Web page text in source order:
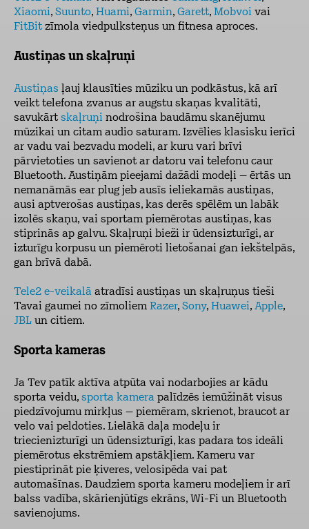
Xiaomi, Suunto, Huami, Garmin, Garett, Mobvoi vai
FitBit zīmola viedpulksteņus un fitnesa aproces.
Austiņas un skaļruņi
Austiņas ļauj klausīties mūziku un podkāstus, kā arī
veikt telefona zvanus ar augstu skaņas kvalitāti,
savukārt skaļruņi nodrošina baudāmu skanējumu
mūzikai un citam audio saturam. Izvēlies klasisku ierīci
ar vadu vai bezvadu modeli, ar kuru vari brīvi
pārvietoties un savienot ar datoru vai telefonu caur
Bluetooth. Austiņām pieejami dažādi modeļi – ērtās un
nemanāmās ear plug jeb ausīs ieliekamās austiņas,
ausi aptverošas austiņas, kas derēs spēlēm un labāk
izolēs skaņu, vai sportam piemērotas austiņas, kas
stiprinās ap galvu. Skaļruņi bieži ir ūdensizturīgi, ar
izturīgu korpusu un piemēroti lietošanai gan iekštelpās,
gan brīvā dabā.
Tele2 e-veikalā atradīsi austiņas un skaļruņus tieši
Tavai gaumei no zīmoliem Razer, Sony, Huawei, Apple,
JBL un citiem.
Sporta kameras
Ja Tev patīk aktīva atpūta vai nodarbojies ar kādu
sporta veidu, sporta kamera palīdzēs iemūžināt visus
piedzīvojumu mirkļus – piemēram, skrienot, braucot ar
velo vai peldoties. Lielākā daļa modeļu ir
triecienizturīgi un ūdensizturīgi, kas padara tos ideāli
piemērotus ekstrēmiem apstākļiem. Kameru var
piestiprināt pie ķiveres, velosipēda vai pat
automašīnas. Daudziem sporta kameru modeļiem ir arī
balss vadība, skārienjūtīgs ekrāns, Wi-Fi un Bluetooth
savienojums.